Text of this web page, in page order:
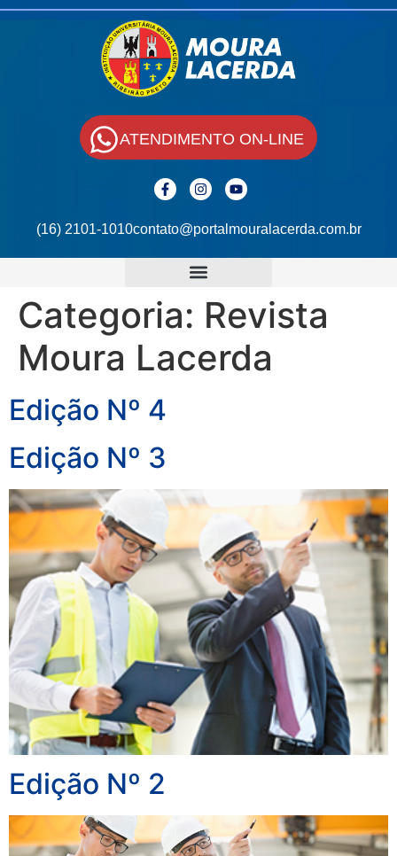
(16) 2101-1010contato@portalmouralacerda.com.br
ATENDIMENTO ON-LINE
Categoria: Revista
Moura Lacerda
Edição Nº 4
Edição Nº 3
Edição Nº 2